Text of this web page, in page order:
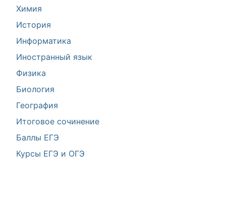
Химия
История
Информатика
Иностранный язык
Физика
Биология
География
Итоговое сочинение
Баллы ЕГЭ
Курсы ЕГЭ и ОГЭ